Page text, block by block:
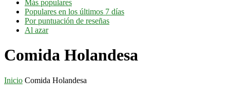
Más populares
Populares en los últimos 7 días
Por puntuación de reseñas
Al azar
Comida Holandesa
Inicio Comida Holandesa